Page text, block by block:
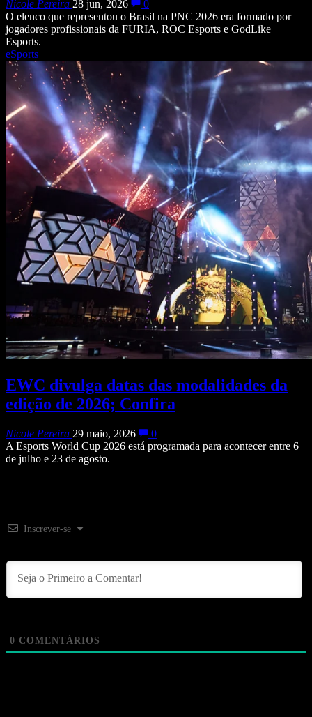
Nicole Pereira 28 jun, 2026
0
O elenco que representou o Brasil na PNC 2026 era formado por
jogadores profissionais da FURIA, ROC Esports e GodLike
Esports.
eSports
EWC divulga datas das modalidades da
edição de 2026; Confira
Nicole Pereira 29 maio, 2026
0
A Esports World Cup 2026 está programada para acontecer entre 6
de julho e 23 de agosto.
Inscrever-se
0 COMENTÁRIOS